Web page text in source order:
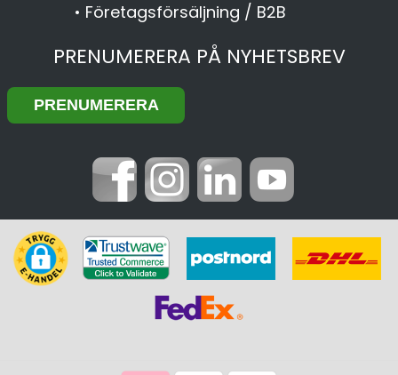
• Företagsförsäljning / B2B
PRENUMERERA PÅ NYHETSBREV